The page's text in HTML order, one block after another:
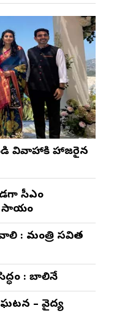
వివాహానికి హాజరైన
సీఎం
సాయం
: మంత్రి సవిత
: బాలినేని
– వైద్య